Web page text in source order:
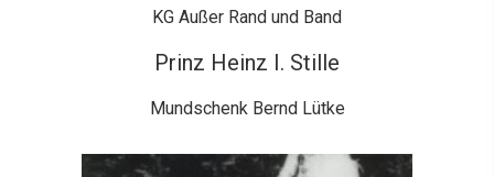
KG Außer Rand und Band
Prinz Heinz I. Stille
Mundschenk Bernd Lütke